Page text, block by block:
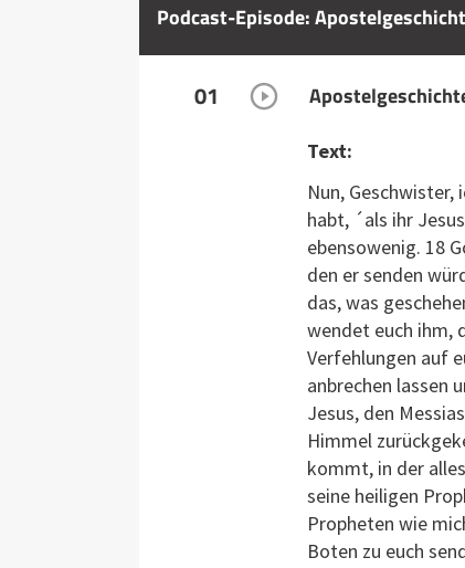
Podcast-Episode:
01
Text:
Nun,
habt, ´als ihr
ebensowenig. 18
den er senden
das, was
wendet euch ihm,
Verfehlungen auf
anbrechen lassen
Jesus, den
Himmel
kommt, in der
seine heiligen
Propheten wie
Boten zu euch